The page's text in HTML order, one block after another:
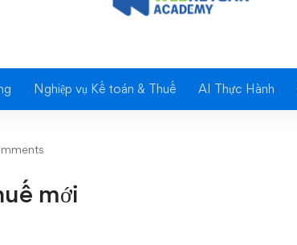
Nghiệp vụ Kế toán & Thuế AI Thực Hành
mới